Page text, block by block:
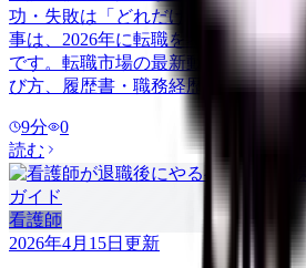
功・失敗は「どれだけ準備をしたか
事は、2026年に転職を考えている看
です。転職市場の最新動向から、自
び方、履歴書・職務経歴書の書き方
9分
0
読む
看護師
2026年4月15日 更新